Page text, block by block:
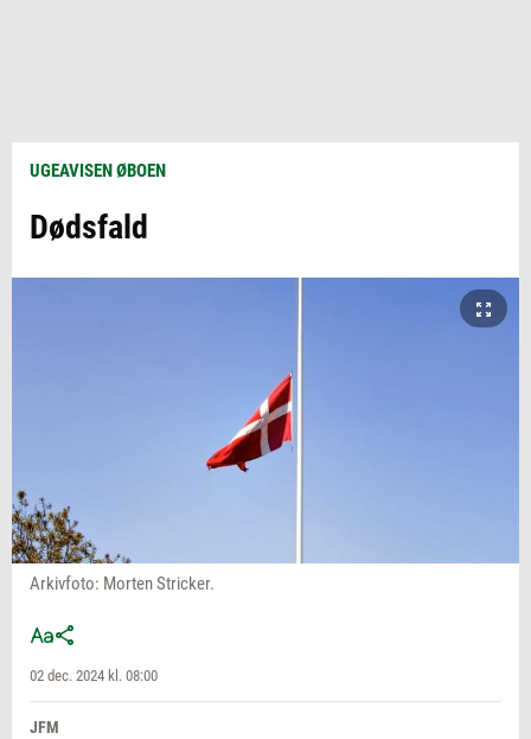
UGEAVISEN ØBOEN
Dødsfald
Arkivfoto: Morten Stricker.
02 dec. 2024 kl. 08:00
JFM